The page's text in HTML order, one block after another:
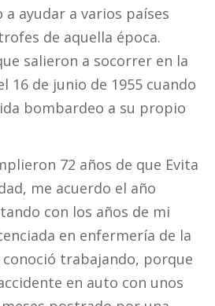
ayudar a varios países
de aquella época.
salieron a socorrer en la
16 de junio de 1955 cuando
bombardeo a su propio
72 años de que Evita
me acuerdo el año
con los años de mi
en enfermería de la
conoció trabajando, porque
en auto con unos